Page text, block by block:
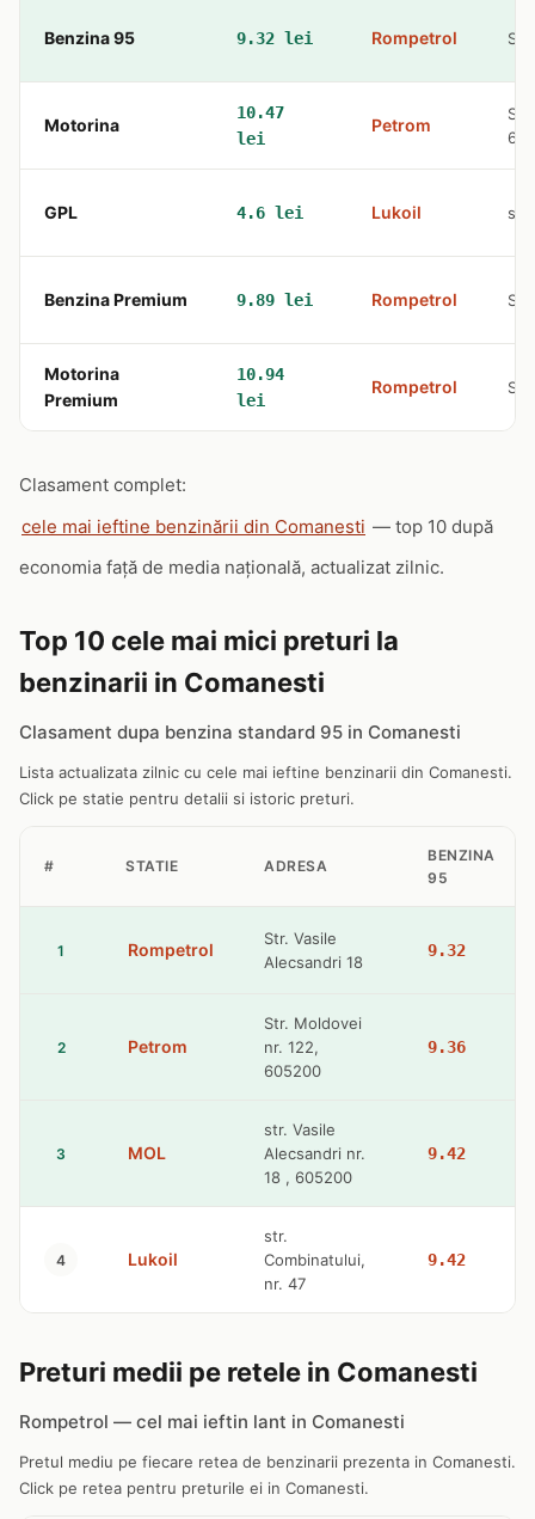
Benzina 95 9.32 lei Rompetrol
Motorina
10.47
lei
Petrom
GPL 4.6 lei Lukoil str.
Benzina Premium 9.89 lei Rompetrol
Motorina
Premium
10.94
lei
Rompetrol
Clasament complet:
cele mai ieftine benzinării din Comanesti — top 10 după
economia față de media națională, actualizat zilnic.
Top 10 cele mai mici preturi la
benzinarii in Comanesti
Clasament dupa benzina standard 95 in Comanesti
Lista actualizata zilnic cu cele mai ieftine benzinarii din Comanesti.
Click pe statie pentru detalii si istoric preturi.
# STATIE ADRESA
BENZINA
95
1 Rompetrol
Str. Vasile
Alecsandri 18
9.32
2 Petrom
Str. Moldovei
nr. 122,
605200
9.36
3 MOL
str. Vasile
Alecsandri nr.
18 , 605200
9.42
4 Lukoil
str.
Combinatului,
nr. 47
9.42
Preturi medii pe retele in Comanesti
Rompetrol — cel mai ieftin lant in Comanesti
Pretul mediu pe fiecare retea de benzinarii prezenta in Comanesti.
Click pe retea pentru preturile ei in Comanesti.